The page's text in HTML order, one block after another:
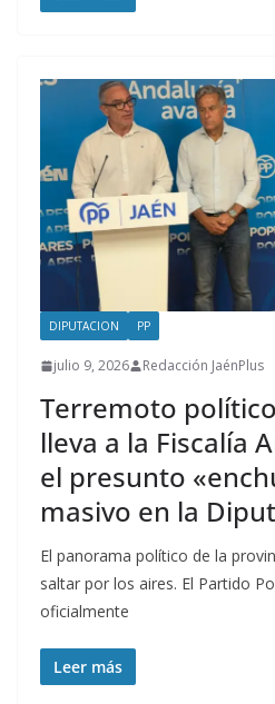
DIPUTACION PP
julio 9, 2026 Redacción JaénPlus
Terremoto político
lleva a la Fiscalía
el presunto
masivo en la
El panorama político de la
saltar por los aires. El Partido
oficialmente
Leer más